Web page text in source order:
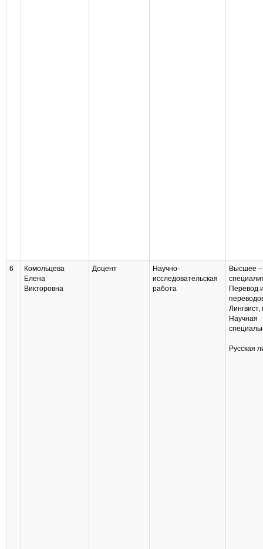
6
Комольцева
Елена
Викторовна
Доцент
Научно-
исследовательская
работа
Высшее –
Перевод
Лингвист,
Научная
Русская